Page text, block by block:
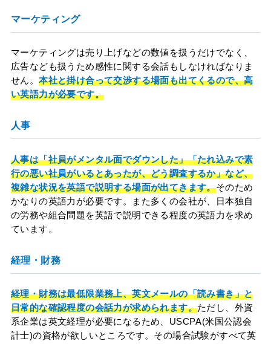
マーケティング
マーケティングは売り上げなどの数値を扱うだけでなく、
広告なども扱うため感性に関する会話もしなければなりま
せん。本社と掛け合って交渉する場面も出てくるので、高
い英語力が必要です。
人事
人事は「社員がメンタル面でダウンした」「たれ込みで素
行の悪い社員がいるとあったが、どう調査するか」など、
複雑な状況を英語で説明する場面が出てきます。そのため
かなりの英語力が必要です。また多くの会社が、日本独自
の労務や組合問題を英語で説明できる程度の英語力を求め
ています。
経理・財務
経理・財務は最低限業務上、英文メールの「読み書き」と
日常的な確認程度の会話力が求められます。ただし、外資
系企業は英文経理が必要になるため、USCPA(米国公認会
計士)の資格が欲しいところです。その場合試験がすべて英